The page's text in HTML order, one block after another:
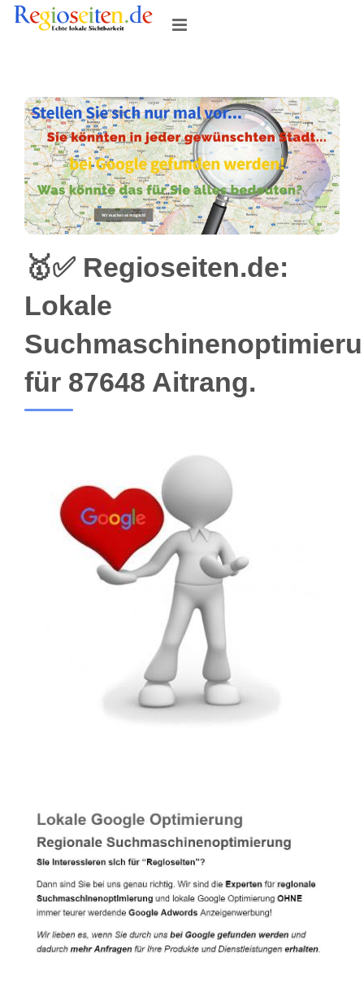
Skip
🥇✅ Regioseiten.de:
Lokale
für 87648 Aitrang.